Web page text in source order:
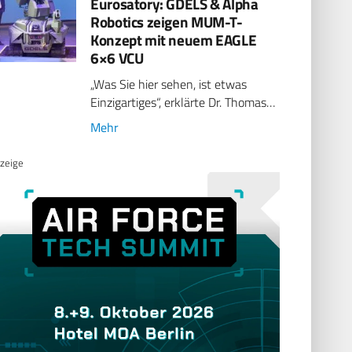
Robotics zeigen MUM-T-
Konzept mit neuem EAGLE
6×6 VCU
„Was Sie hier sehen, ist etwas
Einzigartiges“, erklärte Dr. Thomas…
Mehr